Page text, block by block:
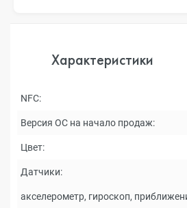
Характеристики
NFC:
Версия ОС на начало продаж:
Цвет:
Датчики:
акселерометр, гироскоп,